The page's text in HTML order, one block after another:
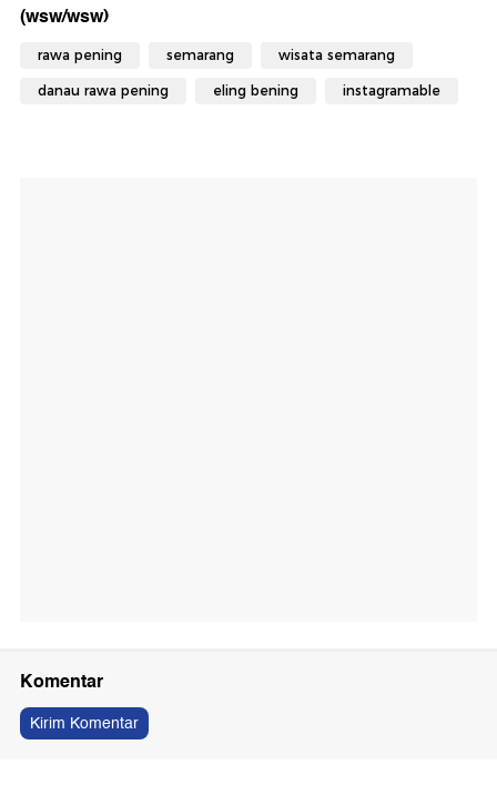
(wsw/wsw)
rawa pening semarang wisata semarang
danau rawa pening eling bening instagramable
Komentar
Kirim Komentar